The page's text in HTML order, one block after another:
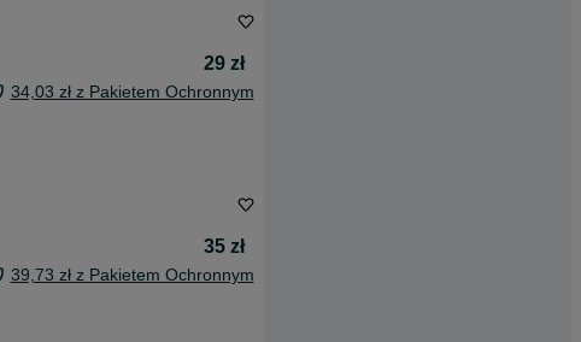
29 zł
34,03 zł z Pakietem Ochronnym
35 zł
39,73 zł z Pakietem Ochronnym